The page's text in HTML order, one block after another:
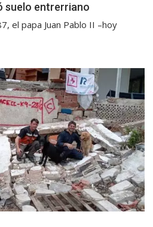
suelo entrerriano
el papa Juan Pablo II –hoy